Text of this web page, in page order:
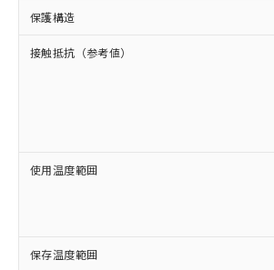
保護構造
接触抵抗（参考値）
使用温度範囲
保存温度範囲